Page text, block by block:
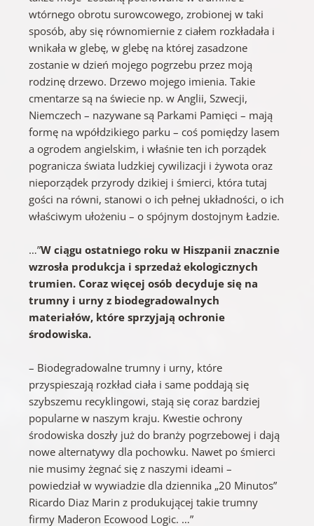
wtórnego obrotu surowcowego, zrobionej w taki
sposób, aby się równomiernie z ciałem rozkładała i
wnikała w glebę, w glebę na której zasadzone
zostanie w dzień mojego pogrzebu przez moją
rodzinę drzewo. Drzewo mojego imienia. Takie
cmentarze są na świecie np. w Anglii, Szwecji,
Niemczech – nazywane są Parkami Pamięci – mają
formę na wpółdzikiego parku – coś pomiędzy lasem
a ogrodem angielskim, i właśnie ten ich porządek
pogranicza świata ludzkiej cywilizacji i żywota oraz
nieporządek przyrody dzikiej i śmierci, która tutaj
gości na równi, stanowi o ich pełnej układności, o ich
właściwym ułożeniu – o spójnym dostojnym Ładzie.
…”W ciągu ostatniego roku w Hiszpanii znacznie
wzrosła produkcja i sprzedaż ekologicznych
trumien. Coraz więcej osób decyduje się na
trumny i urny z biodegradowalnych
materiałów, które sprzyjają ochronie
środowiska.
– Biodegradowalne trumny i urny, które
przyspieszają rozkład ciała i same poddają się
szybszemu recyklingowi, stają się coraz bardziej
popularne w naszym kraju. Kwestie ochrony
środowiska doszły już do branży pogrzebowej i dają
nowe alternatywy dla pochowku. Nawet po śmierci
nie musimy żegnać się z naszymi ideami –
powiedział w wywiadzie dla dziennika „20 Minutos”
Ricardo Diaz Marin z produkującej takie trumny
firmy Maderon Ecowood Logic. …”